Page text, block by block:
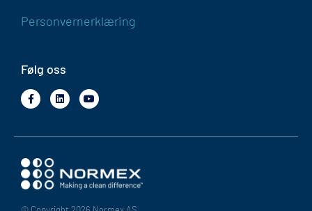
Personvernerklæring
Følg oss